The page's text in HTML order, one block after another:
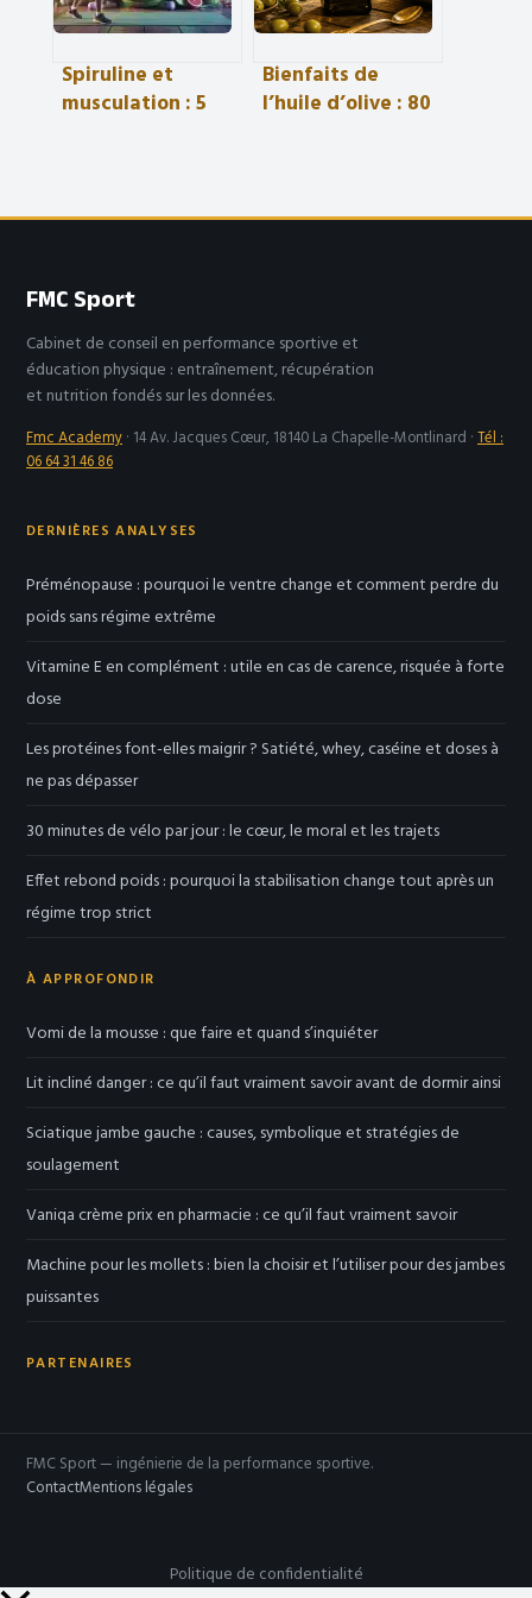
Spiruline et
musculation : 5
l’hypertrophie
Bienfaits de
l’huile d’olive : 80
choisir la
FMC Sport
Cabinet de conseil en performance sportive et
éducation physique : entraînement, récupération
et nutrition fondés sur les données.
Fmc Academy · 14 Av. Jacques Cœur, 18140 La Chapelle-Montlinard · Tél :
06 64 31 46 86
DERNIÈRES ANALYSES
Préménopause : pourquoi le ventre change et comment perdre du
poids sans régime extrême
Vitamine E en complément : utile en cas de carence, risquée à forte
dose
Les protéines font-elles maigrir ? Satiété, whey, caséine et doses à
ne pas dépasser
30 minutes de vélo par jour : le cœur, le moral et les trajets
Effet rebond poids : pourquoi la stabilisation change tout après un
régime trop strict
À APPROFONDIR
Vomi de la mousse : que faire et quand s’inquiéter
Lit incliné danger : ce qu’il faut vraiment savoir avant de dormir ainsi
Sciatique jambe gauche : causes, symbolique et stratégies de
soulagement
Vaniqa crème prix en pharmacie : ce qu’il faut vraiment savoir
Machine pour les mollets : bien la choisir et l’utiliser pour des jambes
puissantes
PARTENAIRES
FMC Sport — ingénierie de la performance sportive.
ContactMentions légales
Politique de confidentialité